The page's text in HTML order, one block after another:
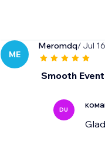
ME
Meromdq/ Jul
Smooth
DU